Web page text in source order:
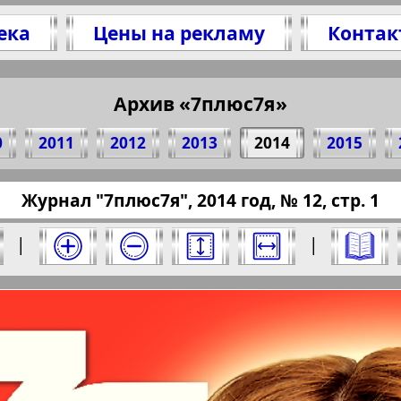
Цены на рекламу
Архив «7плюс7я»
2011 2012 2013 2014 2015
номер и нажмите на него:
Журнал "7плюс7я", 2014 год, № 12, стр. 1
| |
Номер: 12, 2014 год. Выберите
2 3 4
1 стр. журнала "7plus7ja", № 12,
(Нажмите, чтобы скопировать ссылку)
?pub=7-plus-
Берлинский
Все pro